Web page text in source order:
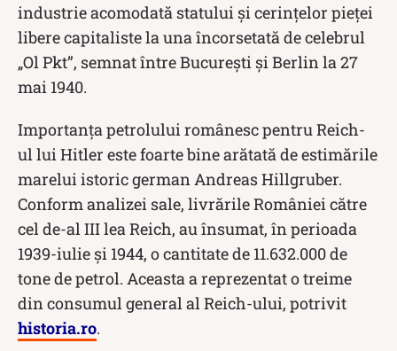
industrie acomodată statului şi cerinţelor pieţei
libere capitaliste la una încorsetată de celebrul
„Ol Pkt”, semnat între Bucureşti şi Berlin la 27
mai 1940.
Importanţa petrolului românesc pentru Reich-
ul lui Hitler este foarte bine arătată de estimările
marelui istoric german Andreas Hillgruber.
Conform analizei sale, livrările României către
cel de-al III lea Reich, au însumat, în perioada
1939-iulie şi 1944, o cantitate de 11.632.000 de
tone de petrol. Aceasta a reprezentat o treime
din consumul general al Reich-ului, potrivit
historia.ro.